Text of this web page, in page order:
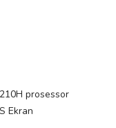
prosessor
Ekran